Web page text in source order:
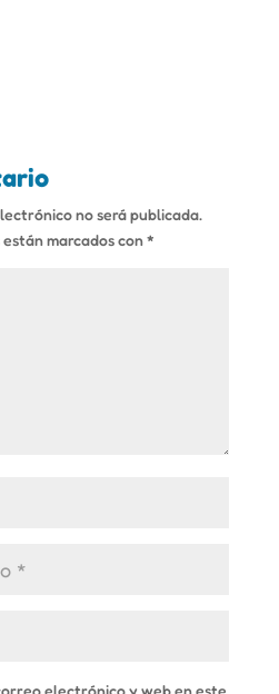
no será publicada.
marcados con*
electrónico y web en este